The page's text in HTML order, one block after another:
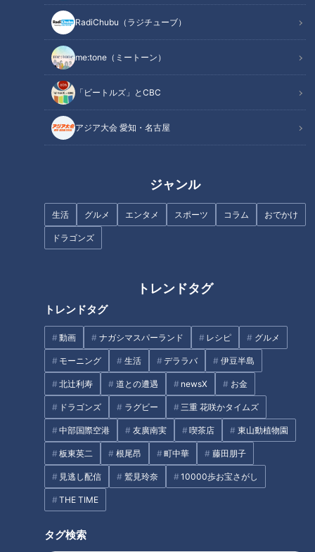
RadiChubu（ラジチューブ）
me:tone（ミートーン）
「ビートルズ」とCBC
アジア大会 愛知・名古屋
ジャンル
生活 グルメ エンタメ スポーツ コラム おでかけ
ドラゴンズ
トレンドタグ
トレンドタグ
動画 ナガシマスパーランド レシピ グルメ
モーニング 生活 デララバ 伊豆半島
北辻利寿 道との遭遇 newsX お金
ドラゴンズ ラグビー 三重 花咲かタイムズ
中部国際空港 友廣南実 喫茶店 東山動植物園
板東英二 根尾昂 町中華 藤田朋子
見逃し配信 鷲見玲奈 10000歩お宝さがし
THE TIME
タグ検索
高校生ファンが託した夢（04）
ナから母親と避難した女の子
（６）の夏休み「お友達はでき
た？」
ドラゴンズにレジェンド続出！
個人記録ラッシュなのにBクラ
西武ライオンズとの日本シリー
ズでドラゴンズファンに蹴られ
治（スジナシ）
スポーツ 中日ドラゴンズ 愛しのドラゴンズ！ 球団史
田尾安志
オススメ関連コンテンツ
【次の記事】ドラゴンズ思い出 【前の記事】ドラゴンズ選手が